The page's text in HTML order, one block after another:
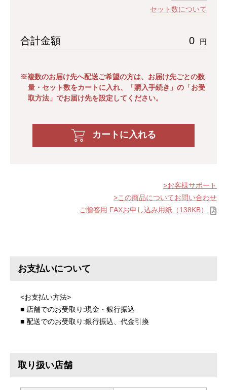
セット数について
合計金額 0 円
※複数のお届け先へ配送ご希望の方は、お届け先ごとの数
量・セット数をカートに入れ、「購入手続き」の「お受
取方法」でお届け先を設定してください。
カートに入れる
お客様サポート
この商品についてお問い合わせ
ご贈答用 FAXお申し込み用紙（138KB）
お支払いについて
<お支払い方法>
■ 店舗でのお受取り:現金・銀行振込
■ 配送でのお受取り:銀行振込、代金引換
取り扱い店舗